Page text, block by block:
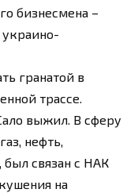
бизнесмена –
украино-
гранатой в
трассе.
выжил. В сферу
нефть,
был связан с НАК
на